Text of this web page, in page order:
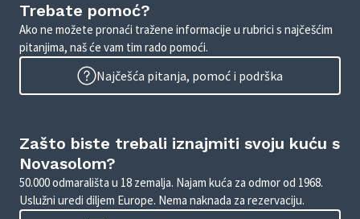
Trebate pomoć?
Ako ne možete pronaći tražene informacije u rubrici s najčešćim
pitanjima, naš će vam tim rado pomoći.
Najčešća pitanja, pomoć i podrška
Zašto biste trebali iznajmiti svoju kuću s
Novasolom?
50.000 odmarališta u 18 zemalja. Najam kuća za odmor od 1968.
Uslužni uredi diljem Europe. Nema naknada za rezervaciju.